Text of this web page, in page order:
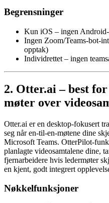
Begrensninger
Kun iOS – ingen
Ingen Zoom/Teams-bot-
opptak)
Individrettet – ingen
2. Otter.ai – best
møter over
Otter.ai er en desktop-fokusert
seg når en-til-en-møtene dine
Microsoft Teams. OtterPilot-
planlagte videosamtalene dine,
fjernarbeidere hvis ledermøter
en kjent, godt integrert
Nøkkelfunksjoner